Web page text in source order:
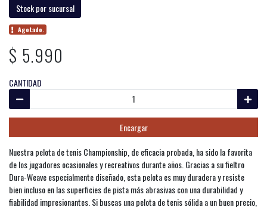
Stock por sucursal
Agotado.
$ 5.990
CANTIDAD
Encargar
Nuestra pelota de tenis Championship, de eficacia probada, ha sido la favorita
de los jugadores ocasionales y recreativos durante años. Gracias a su fieltro
Dura-Weave especialmente diseñado, esta pelota es muy duradera y resiste
bien incluso en las superficies de pista más abrasivas con una durabilidad y
fiabilidad impresionantes. Si buscas una pelota de tenis sólida a un buen precio,